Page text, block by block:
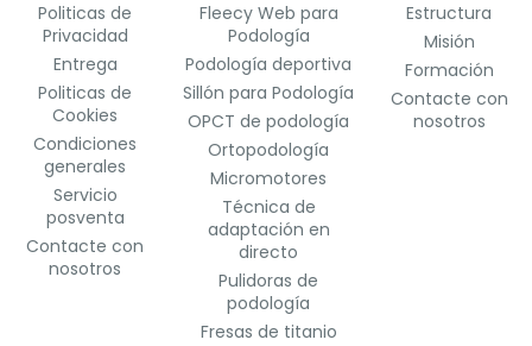
Politicas de
Privacidad
Entrega
Politicas de
Cookies
Condiciones
generales
Servicio
posventa
Contacte con
nosotros
Fleecy Web para
Podología
Podología deportiva
Sillón para Podología
OPCT de podología
Ortopodología
Micromotores
Técnica de
adaptación en
directo
Pulidoras de
podología
Fresas de titanio
Estructura
Misión
Formación
Contacte con
nosotros